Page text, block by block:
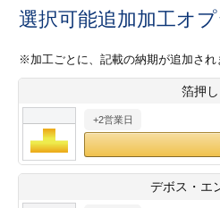
ックカード印刷
業ツール印刷
＆盛り上げ印刷
方法
/送料について
ックカード名刺
ムカード
型マル型印刷
加工指示ガイド
ックカード
ード印刷
印刷
り
プル請求
24
25 26 27
29
土
1
2 3
8 9 10 11
12
14
15 16 17 18
19
25
26
選択可能追加加工オ
※加工ごとに、記載の納期が追加され
箔押し
+2営業日
デボス・エ